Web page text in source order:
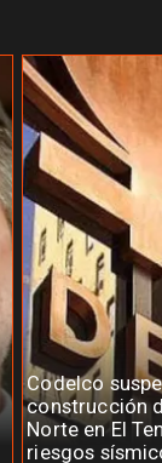
Codelco
construcción
Norte en El
riesgos